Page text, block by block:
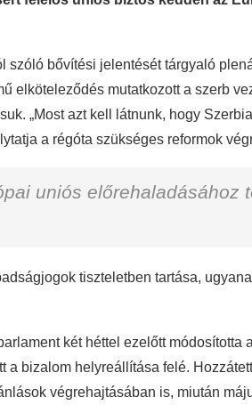
szóló bővítési jelentését tárgyaló
elköteleződés mutatkozott a szerb
„Most azt kell látnunk, hogy
a régóta szükséges reformok
uniós előrehaladásához
tiszteletben tartása,
két héttel ezelőtt módosította
a bizalom helyreállítása felé.
végrehajtásában is, miután